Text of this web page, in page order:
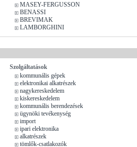
MASEY-FERGUSSON
BENASSI
BREVIMAK
LAMBORGHINI
Szolgáltatások
kommunális gépek
elektronikai alkatrészek
nagykereskedelem
kiskereskedelem
kommunális berendezések
ügynöki tevékenység
import
ipari elektronika
alkatrészek
tömlők-csatlakozók